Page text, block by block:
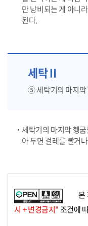
만 낭비되는 게 아니
된다.
세탁Ⅱ
⑤ 세탁기의 마지막
세탁기의 마지막 헹
아 두면 걸레를 빨거
본
시 + 변경금지"조건에